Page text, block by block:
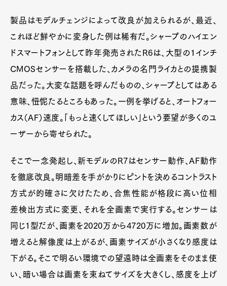
製品はモデルチェンジによって改良が加えられるが、最近、
これほど鮮やかに変身した例は稀有だ。シャープのハイエン
ドスマートフォンとして昨年発売されたR6は、大型の1インチ
CMOSセンサーを搭載した、カメラの名門ライカとの提携製
品だった。大変な話題を呼んだものの、シャープとしてはある
意味、忸怩たるところもあった。一例を挙げると、オートフォー
カス（AF）速度。「もっと速くしてほしい」という要望が多くのユ
ーザーから寄せられた。
そこで一念発起し、新モデルのR7はセンサー動作、AF動作
を徹底改良。明暗差を手がかりにピントを決めるコントラスト
方式が的確さに欠けたため、合焦性能が格段に高い位相
差検出方式に変更、それを全画素で実行する。センサーは
同じ1型だが、画素を2020万から4720万に増加。画素数が
増えると解像度は上がるが、画素サイズが小さくなり感度は
下がる。そこで明るい環境での望遠時は全画素をそのまま使
い、暗い場合は画素を束ねてサイズを大きくし、感度を上げ